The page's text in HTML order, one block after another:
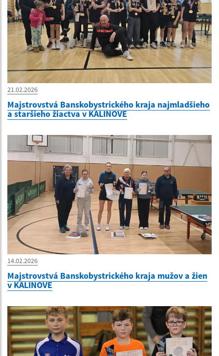
21.02.2026
Majstrovstvá Banskobystrického kraja najmladšieho
a staršieho žiactva v KALINOVE
14.02.2026
Majstrovstvá Banskobystrického kraja mužov a žien
v KALINOVE